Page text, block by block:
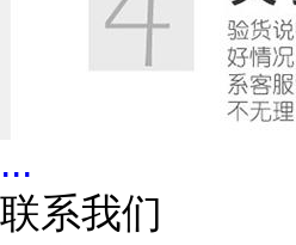
...
联系我们